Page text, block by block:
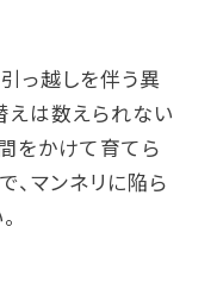
っ越しを伴う異
えは数えられない
をかけて育てら
、マンネリに陥ら